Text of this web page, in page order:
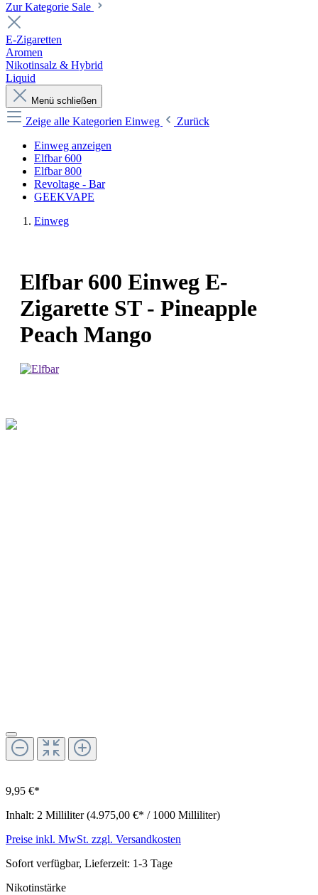
Zur Kategorie Sale
E-Zigaretten
Aromen
Nikotinsalz & Hybrid
Liquid
Menü schließen
Zeige alle Kategorien Einweg
Zurück
Einweg anzeigen
Elfbar 600
Elfbar 800
Revoltage - Bar
GEEKVAPE
Einweg
Elfbar 600 Einweg E-
Zigarette ST - Pineapple
Peach Mango
9,95 €*
Inhalt: 2 Milliliter(4.975,00 €* / 1000 Milliliter)
Preise inkl. MwSt. zzgl. Versandkosten
Sofort verfügbar, Lieferzeit: 1-3 Tage
Nikotinstärke